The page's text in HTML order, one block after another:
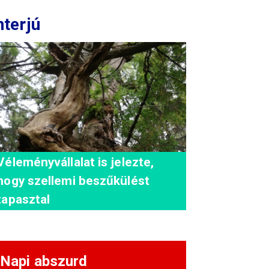
is jelezte,
szellemi beszűkülést
Napi abszurd